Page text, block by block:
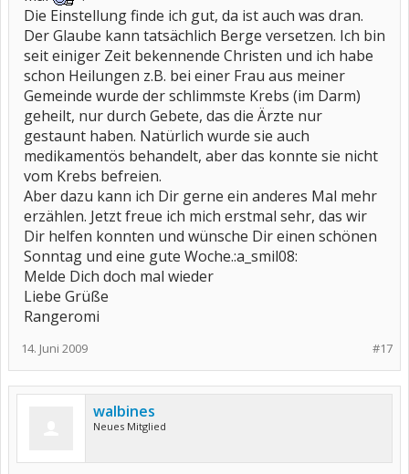
Die Einstellung finde ich gut, da ist auch was dran.
Der Glaube kann tatsächlich Berge versetzen. Ich bin
seit einiger Zeit bekennende Christen und ich habe
schon Heilungen z.B. bei einer Frau aus meiner
Gemeinde wurde der schlimmste Krebs (im Darm)
geheilt, nur durch Gebete, das die Ärzte nur
gestaunt haben. Natürlich wurde sie auch
medikamentös behandelt, aber das konnte sie nicht
vom Krebs befreien.
Aber dazu kann ich Dir gerne ein anderes Mal mehr
erzählen. Jetzt freue ich mich erstmal sehr, das wir
Dir helfen konnten und wünsche Dir einen schönen
Sonntag und eine gute Woche.:a_smil08:
Melde Dich doch mal wieder
Liebe Grüße
Rangeromi
#17
14. Juni 2009
walbines
Neues Mitglied